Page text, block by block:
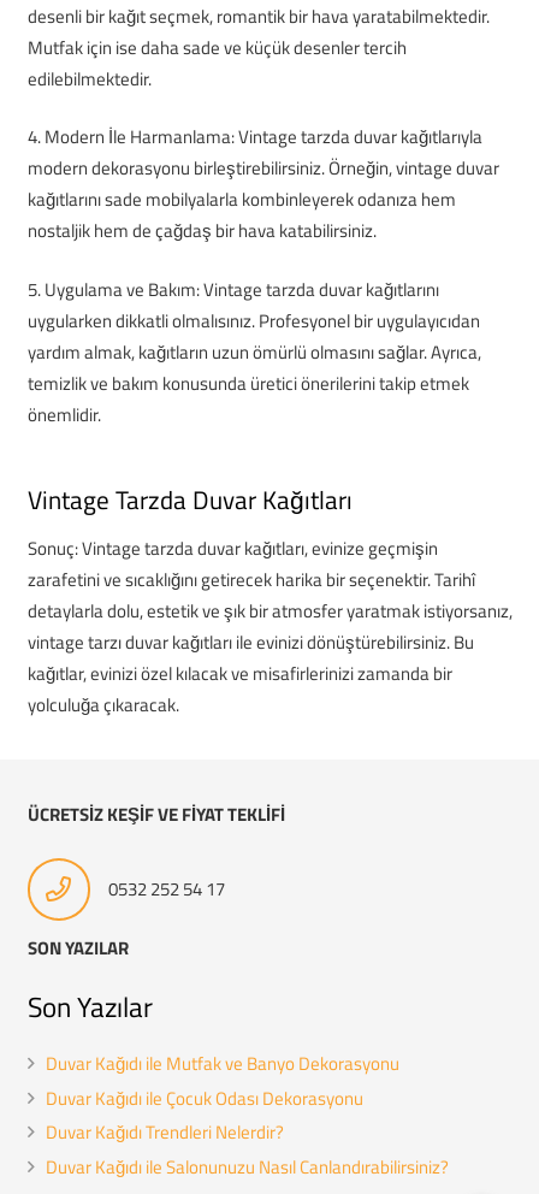
desenli bir kağıt seçmek, romantik bir hava yaratabilmektedir.
Mutfak için ise daha sade ve küçük desenler tercih
edilebilmektedir.
4. Modern İle Harmanlama: Vintage tarzda duvar kağıtlarıyla
modern dekorasyonu birleştirebilirsiniz. Örneğin, vintage duvar
kağıtlarını sade mobilyalarla kombinleyerek odanıza hem
nostaljik hem de çağdaş bir hava katabilirsiniz.
5. Uygulama ve Bakım: Vintage tarzda duvar kağıtlarını
uygularken dikkatli olmalısınız. Profesyonel bir uygulayıcıdan
yardım almak, kağıtların uzun ömürlü olmasını sağlar. Ayrıca,
temizlik ve bakım konusunda üretici önerilerini takip etmek
önemlidir.
Vintage Tarzda Duvar Kağıtları
Sonuç: Vintage tarzda duvar kağıtları, evinize geçmişin
zarafetini ve sıcaklığını getirecek harika bir seçenektir. Tarihî
detaylarla dolu, estetik ve şık bir atmosfer yaratmak istiyorsanız,
vintage tarzı duvar kağıtları ile evinizi dönüştürebilirsiniz. Bu
kağıtlar, evinizi özel kılacak ve misafirlerinizi zamanda bir
yolculuğa çıkaracak.
ÜCRETSİZ KEŞİF VE FİYAT TEKLİFİ
0532 252 54 17
SON YAZILAR
Son Yazılar
Duvar Kağıdı ile Mutfak ve Banyo Dekorasyonu
Duvar Kağıdı ile Çocuk Odası Dekorasyonu
Duvar Kağıdı Trendleri Nelerdir?
Duvar Kağıdı ile Salonunuzu Nasıl Canlandırabilirsiniz?